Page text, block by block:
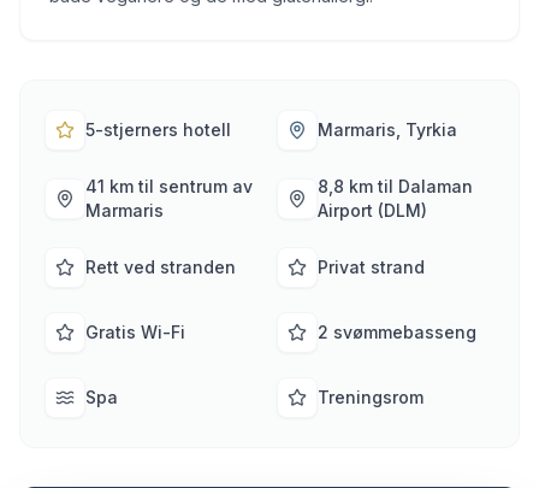
5-stjerners hotell Marmaris, Tyrkia
41 km til sentrum av
Marmaris
8,8 km til Dalaman
Airport (DLM)
Rett ved stranden Privat strand
Gratis Wi-Fi 2 svømmebasseng
Spa Treningsrom